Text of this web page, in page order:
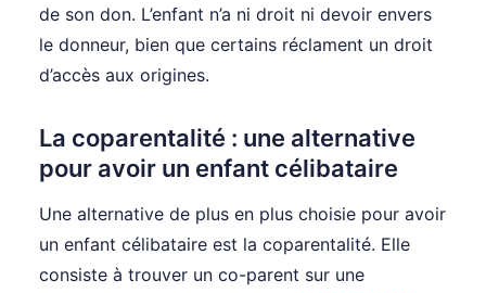
de son don. L’enfant n’a ni droit ni devoir envers
le donneur, bien que certains réclament un droit
d’accès aux origines.
La coparentalité : une alternative
pour avoir un enfant célibataire
Une alternative de plus en plus choisie pour avoir
un enfant célibataire est la coparentalité. Elle
consiste à trouver un co-parent sur une